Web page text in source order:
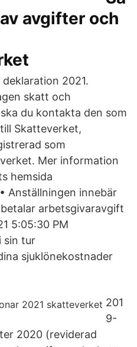
avgifter och
2021.
skatt och
du kontakta den som
Skatteverket,
som
Mer information
hemsida
Anställningen innebär
arbetsgivaravgift
5:05:30 PM
sin tur
sjuklönekostnader
201
9-
2020 (reviderad